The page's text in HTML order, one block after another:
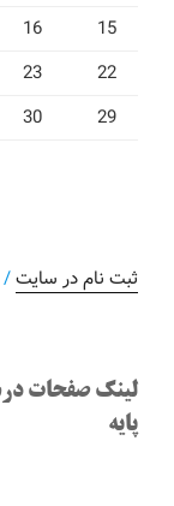
15
16
22
23
29
30
ثبت نام در سایت/
لینک صفحات
پایه